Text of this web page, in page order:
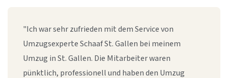
"Ich war sehr zufrieden mit dem Service von
Umzugsexperte Schaaf St. Gallen bei meinem
Umzug in St. Gallen. Die Mitarbeiter waren
pünktlich, professionell und haben den Umzug